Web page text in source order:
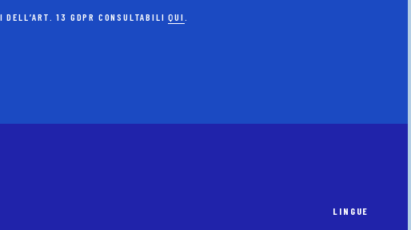
DELL’ART. 13 GDPR CONSULTABILIQUI
LINGUE